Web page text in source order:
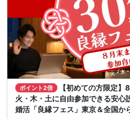
ポイント2倍
【初めての方限定】
火・木・土に自由参加できる安心
婚活「良縁フェス」東京＆全国か